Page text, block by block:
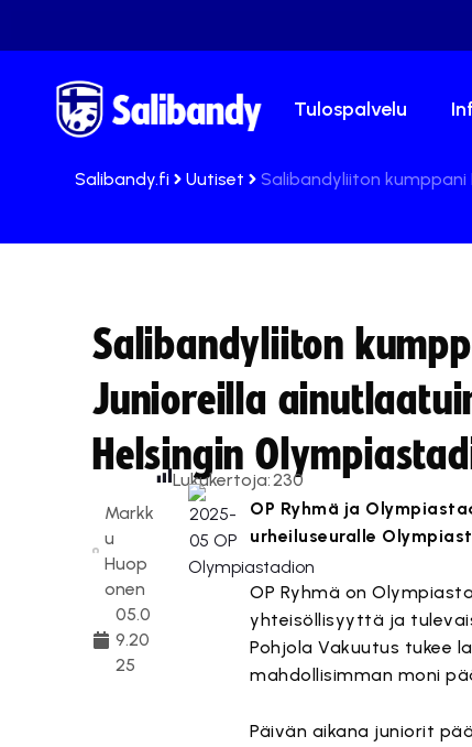
Tulospalvelu
Salibandy.fi Uutiset Salibandyliiton
Salibandyliiton
Junioreilla
Helsingin
Markk
u
Huop
onen
05.0
9.20
25
Lukukertoja:230
OP Ryhmä ja
urheiluseuralle
OP Ryhmä on
yhteisöllisyyttä ja
Pohjola Vakuutus tukee
mahdollisimman moni
Päivän aikana juniorit